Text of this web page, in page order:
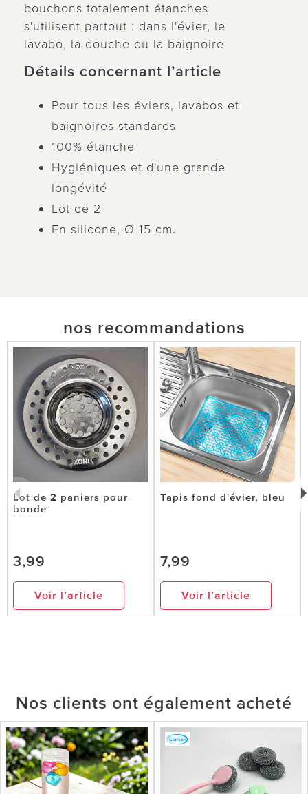
bouchons totalement étanches
s'utilisent partout : dans l'évier, le
lavabo, la douche ou la baignoire
Détails concernant l’article
Pour tous les éviers, lavabos et
baignoires standards
100% étanche
Hygiéniques et d'une grande
longévité
Lot de 2
En silicone, Ø 15 cm.
nos recommandations
Lot de 2 paniers pour
bonde
3,99
Voir l’article
Tapis fond d'évier, bleu
7,99
Voir l’article
Nos clients ont également acheté